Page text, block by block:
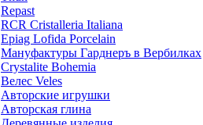
Repast
RCR Cristalleria Italiana
Epiag Lofida Porcelain
Мануфактуры Гарднеръ в Вербилках
Crystalite Bohemia
Велес Veles
Авторские игрушки
Авторская глина